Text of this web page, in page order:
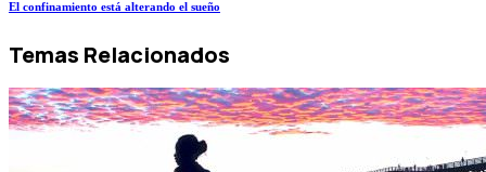
El confinamiento está alterando el sueño
Temas Relacionados